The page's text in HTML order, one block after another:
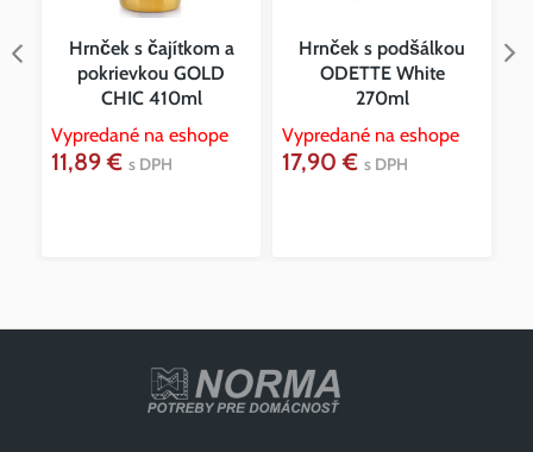
Hrnček s čajítkom a
pokrievkou GOLD
CHIC 410ml
Vypredané na eshope
11,89 € s DPH
Hrnček s podšálkou
ODETTE White
270ml
Vypredané na eshope
17,90 € s DPH